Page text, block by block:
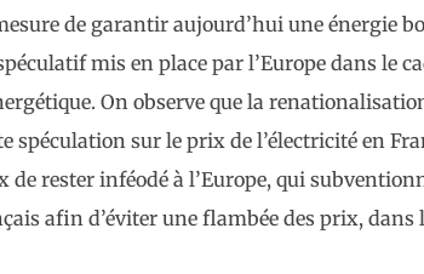
de garantir aujourd’hui une énergie
mis en place par l’Europe dans le
On observe que la
sur le prix de l’électricité en
rester inféodé à l’Europe, qui
afin d’éviter une flambée des prix,